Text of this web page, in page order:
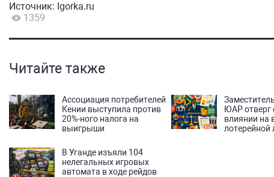
Источник: Igorka.ru
1359
Читайте также
Ассоциация потребителей
Кении выступила против
20%-ного налога на
выигрыши
ЮАР отверг
влиянии на
лотерейной
В Уганде изъяли 104
нелегальных игровых
автомата в ходе рейдов